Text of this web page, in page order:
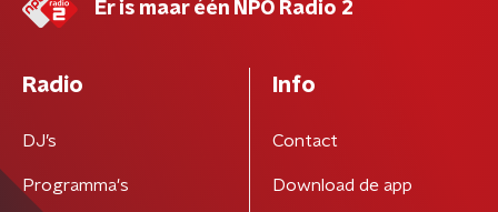
Er is maar één NPO Radio 2
Radio
DJ’s
Programma's
Info
Contact
Download de app